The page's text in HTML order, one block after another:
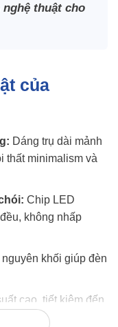
nghệ thuật cho
của
Dáng trụ dài mảnh
thất minimalism và
Chip LED
không nhấp
khối giúp đèn
cao, tiết kiệm đến
quang truyền